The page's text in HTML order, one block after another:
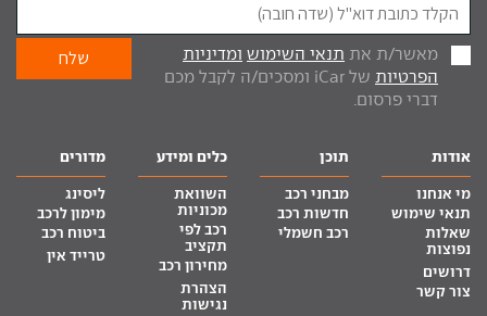
מאשר/ת את תנאי השימוש ומדיניות
הפרטיות
של iCar ומסכים/ה לקבל מכם
דברי פרסום.
אודות
מי אנחנו
תנאי שימוש
שאלות
נפוצות
דרושים
צור קשר
תוכן
מבחני רכב
חדשות רכב
רכב חשמלי
כלים ומידע
השוואת
מכוניות
רכב לפי
תקציב
מחירון רכב
הצהרת
נגישות
מדורים
ליסינג
מימון לרכב
ביטוח רכב
טרייד אין